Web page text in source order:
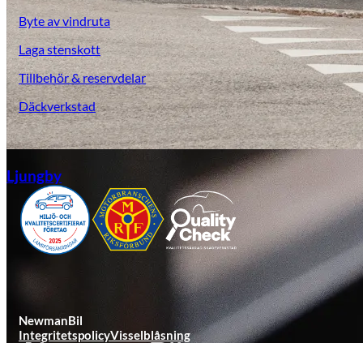
Ljungby
Byte av vindruta
Laga stenskott
Tillbehör & reservdelar
Däckverkstad
NewmanBil
IntegritetspolicyVisselblåsning